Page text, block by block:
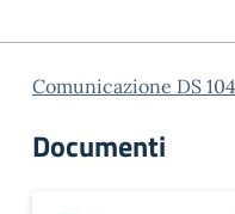
Comunicazione DS
Documenti